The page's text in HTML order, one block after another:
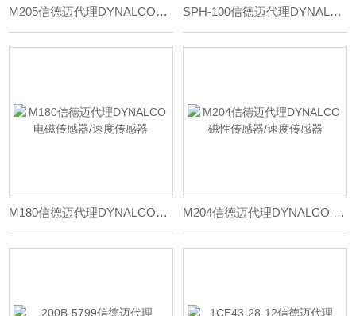
M205信德迈代理DYNALCO电磁传感器/速度传感器 SPH-100信德迈代理DYNALCO数字转速表
M180信德迈代理DYNALCO电磁传感器/速度传感器 M204信德迈代理DYNALCO 磁性传感器/速度传感器